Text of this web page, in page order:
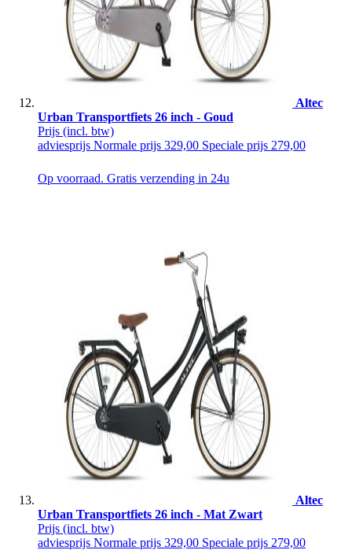
Altec
Urban Transportfiets 26 inch - Goud
Prijs (incl. btw)
adviesprijs Normale prijs 329,00 Speciale prijs 279,00
Op voorraad. Gratis verzending in 24u
Altec
Urban Transportfiets 26 inch - Mat Zwart
Prijs (incl. btw)
adviesprijs Normale prijs 329,00 Speciale prijs 279,00